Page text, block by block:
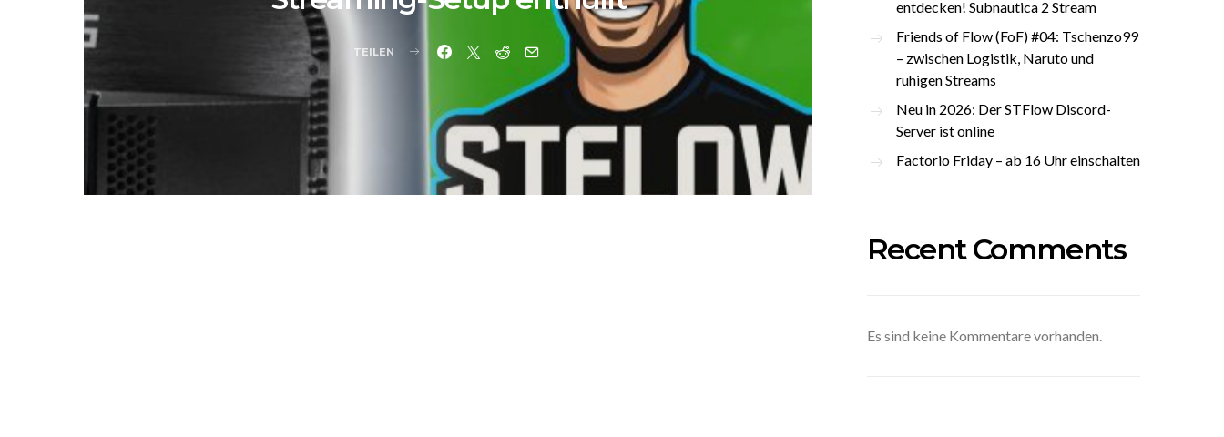
TEILEN
entdecken! Subnautica 2 Stream
Friends of Flow (FoF) #04: Tschenzo99
– zwischen Logistik, Naruto und
ruhigen Streams
Neu in 2026: Der STFlow Discord-
Server ist online
Factorio Friday – ab 16 Uhr einschalten
Recent Comments
Es sind keine Kommentare vorhanden.